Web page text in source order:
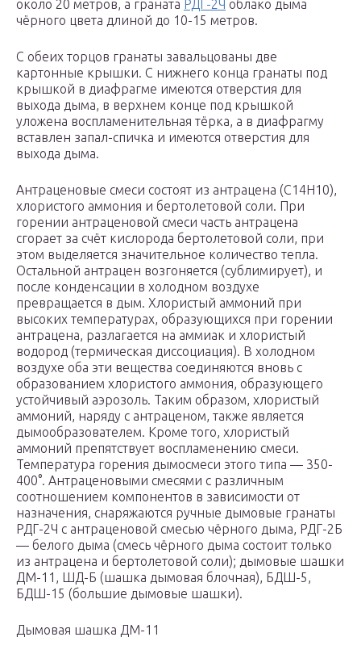
около 20 метров, а граната РДГ-2Ч облако дыма
чёрного цвета длиной до 10-15 метров.
С обеих торцов гранаты завальцованы две
картонные крышки. С нижнего конца гранаты под
крышкой в диафрагме имеются отверстия для
выхода дыма, в верхнем конце под крышкой
уложена воспламенительная тёрка, а в диафрагму
вставлен запал-спичка и имеются отверстия для
выхода дыма.
Антраценовые смеси состоят из антрацена (С14Н10),
хлористого аммония и бертолетовой соли. При
горении антраценовой смеси часть антрацена
сгорает за счёт кислорода бертолетовой соли, при
этом выделяется значительное количество тепла.
Остальной антрацен возгоняется (сублимирует), и
после конденсации в холодном воздухе
превращается в дым. Хлористый аммоний при
высоких температурах, образующихся при горении
антрацена, разлагается на аммиак и хлористый
водород (термическая диссоциация). В холодном
воздухе оба эти вещества соединяются вновь с
образованием хлористого аммония, образующего
устойчивый аэрозоль. Таким образом, хлористый
аммоний, наряду с антраценом, также является
дымообразователем. Кроме того, хлористый
аммоний препятствует воспламенению смеси.
Температура горения дымосмеси этого типа — 350-
400°. Антраценовыми смесями с различным
соотношением компонентов в зависимости от
назначения, снаряжаются ручные дымовые гранаты
РДГ-2Ч с антраценовой смесью чёрного дыма, РДГ-2Б
— белого дыма (смесь чёрного дыма состоит только
из антрацена и бертолетовой соли); дымовые шашки
ДМ-11, ШД-Б (шашка дымовая блочная), БДШ-5,
БДШ-15 (большие дымовые шашки).
Дымовая шашка ДМ-11